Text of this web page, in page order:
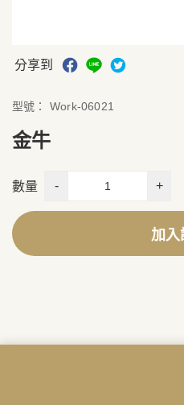
分享到
型號： Work-06021
金牛
數量 - +
加入